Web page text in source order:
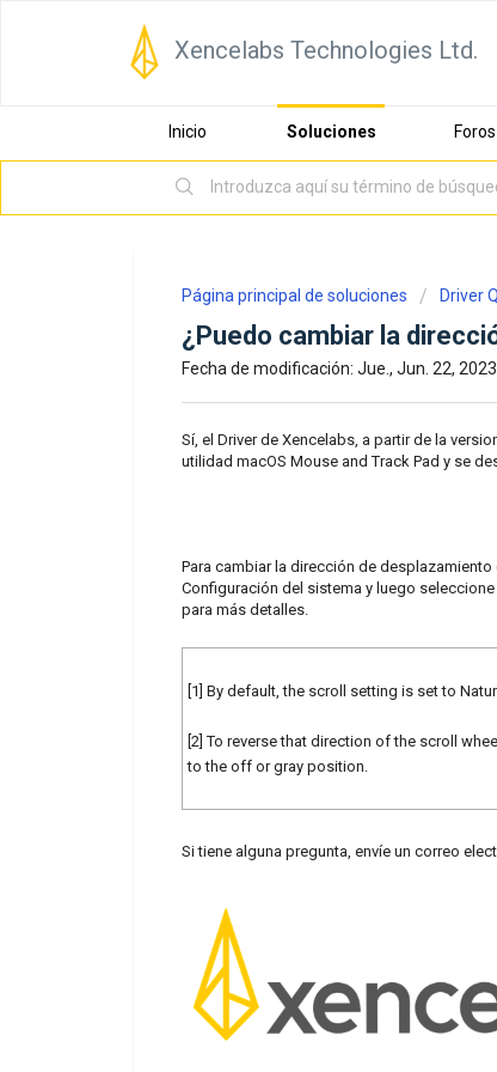
Xencelabs Technologies Ltd.
Inicio Soluciones Foros
Página principal de soluciones Driver
¿Puedo cambiar la
Fecha de modificación: Jue., Jun. 22, 2023
Sí, el Driver de Xencelabs, a partir de la
utilidad macOS Mouse and Track Pad y se
Para cambiar la dirección de
Configuración del sistema y luego
para más detalles.
[1] By default, the scroll setting is set to
[2] To reverse that direction of the scroll
to the off or gray position.
Si tiene alguna pregunta, envíe un correo